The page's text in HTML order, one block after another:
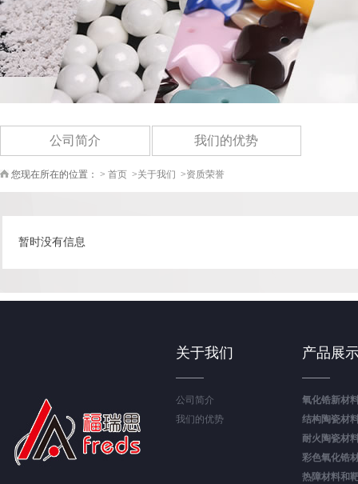
公司简介 我们的优势
您现在所在的位置： > 首页 >关于我们 >资质荣誉
暂时没有信息
关于我们
公司简介
我们的优势
产品展
氧化锆新材
结构陶瓷材
耐火陶瓷材
彩色氧化锆
热障材料和